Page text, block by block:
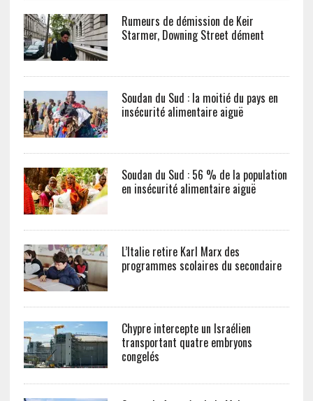
Rumeurs de démission de Keir
Starmer, Downing Street dément
Soudan du Sud : la moitié du pays en
insécurité alimentaire aiguë
Soudan du Sud : 56 % de la population
en insécurité alimentaire aiguë
L’Italie retire Karl Marx des
programmes scolaires du secondaire
Chypre intercepte un Israélien
transportant quatre embryons
congelés